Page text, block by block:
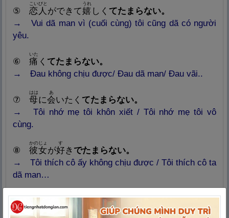
⑤ 恋 人
こいびと
ができて嬉
うれ
しく てたまらない。
→ Vui dã man vì (cuối cùng) tôi cũng dã có người
yêu.
⑥ 痛
いた
く てたまらない。
→ Đau không chịu được/ Đau dã man/ Đau vãi..
⑦ 母
はは
に会
あ
いたく てたまらない。
→ Tôi nhớ mẹ tôi khôn xiết / Tôi nhớ mẹ tôi vô
cùng.
⑧ 彼
Nghĩa: Bên kia, kẻ khác, đối
女
かのじょ
が好
す
き でたまらない。
→ Tôi thích cô ấy không chịu được / Tôi thích cô ta
dã man…
⑨ 大学 合格して、うれしくてたまらない。
→ Tôi vui mừng khôn xiết vì đã thi đậu đại học.